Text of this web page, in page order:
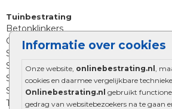
Informatie over cookies
Onze website, onlinebestrating.nl
,
cookies en daarmee vergelijkbare
Onlinebestrating.nl gebruikt
gedrag van websitebezoekers na te gaan
Tuinbestrating
Betonklinkers
Gebakken bestrating
Strakke bestrating
Sierbestrating
Straatklinkers
Straatstenen
Trommelstenen